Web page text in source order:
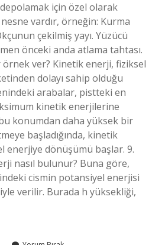
için özel olarak
vardır, örneğin: Kurma
çekilmiş yayı. Yüzücü
önceki anda atlama tahtası.
ver? Kinetik enerji, fiziksel
dolayı sahip olduğu
arabalar, pistteki en
kinetik enerjilerine
konumdan daha yüksek bir
başladığında, kinetik
enerjiye dönüşümü başlar. 9.
nasıl bulunur? Buna göre,
cismin potansiyel enerjisi
verilir. Burada h yüksekliği,